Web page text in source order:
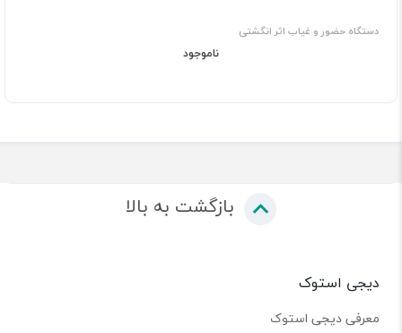
دستگاه حضور و غیاب اثر انگشتی
ناموجود
بازگشت به بالا
دیجی استوک
معرفی دیجی استوک